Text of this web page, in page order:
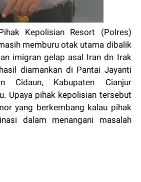
Kepolisian Resort (Polres)
memburu otak utama dibalik
imigran gelap asal Iran dn Irak
diamankan di Pantai Jayanti
Cidaun, Kabupaten Cianjur
Upaya pihak kepolisian tersebut
yang berkembang kalau pihak
dalam menangani masalah